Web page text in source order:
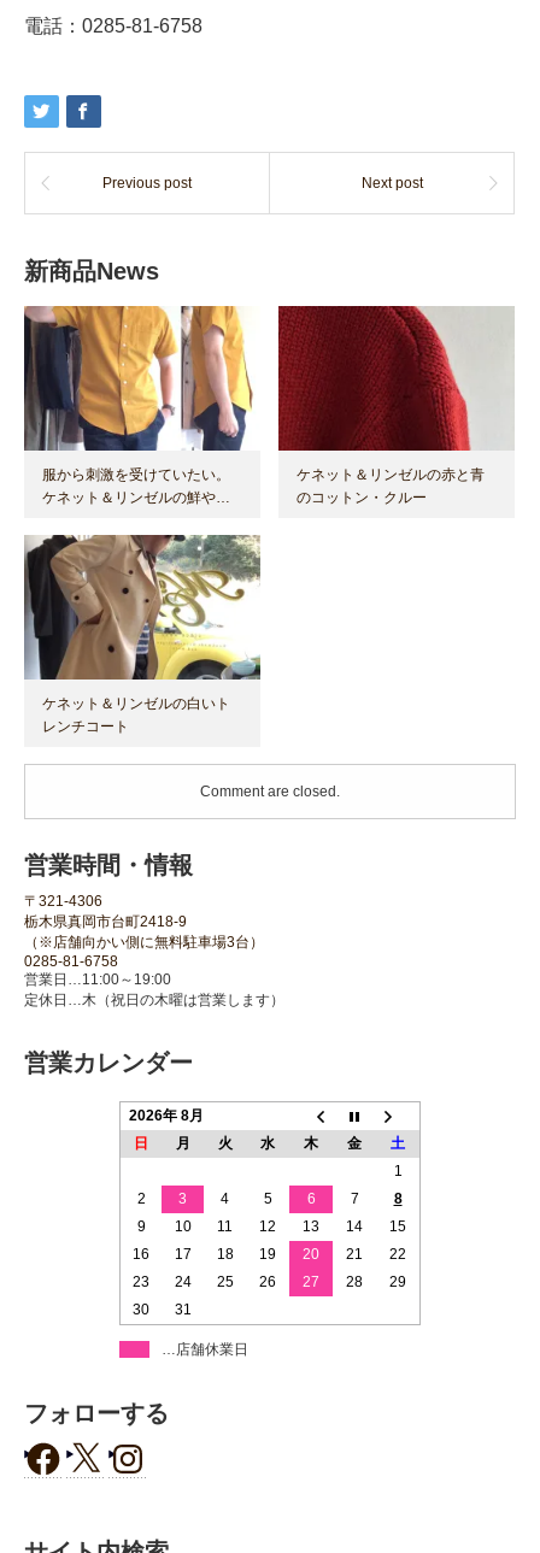
電話：0285-81-6758
Previous post Next post
新商品News
服から刺激を受けていたい。
ケネット＆リンゼルの鮮や…
ケネット＆リンゼルの赤と青
のコットン・クルー
ケネット＆リンゼルの白いト
レンチコート
Comment are closed.
営業時間・情報
〒321-4306
栃木県真岡市台町2418-9
（※店舗向かい側に無料駐車場3台）
0285-81-6758
営業日…11:00～19:00
定休日…木（祝日の木曜は営業します）
営業カレンダー
2026年 8月
日
月 火 水 木 金
土
1
2
3 4 5 6 7
8
9
10 11 12 13 14
15
16
17 18 19 20 21
22
23
24 25 26 27 28
29
30
31
…店舗休業日
フォローする